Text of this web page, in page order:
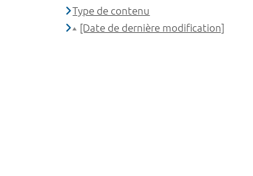
Type de contenu
[Date de dernière modification]